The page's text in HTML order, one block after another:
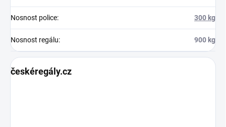
Nosnost police: 300 kg
Nosnost regálu: 900 kg
českéregály.cz